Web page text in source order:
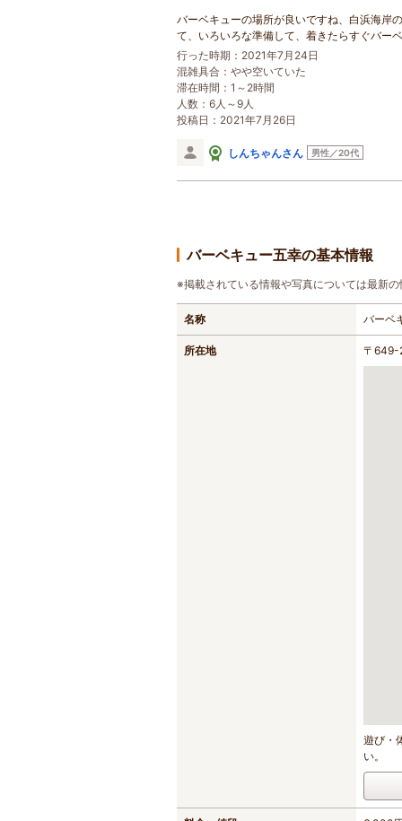
バーベキューの場所が良いですね、白浜海岸
て、いろいろな準備して、着きたらすぐバー
行った時期：2021年7月24日
混雑具合：やや空いていた
滞在時間：1～2時間
人数：6人～9人
投稿日：2021年7月26日
しんちゃんさん 男性／20代
バーベキュー五幸の基本情報
※掲載されている情報や写真については最新
名称 バーベ
所在地 〒649-
遊び・
い。